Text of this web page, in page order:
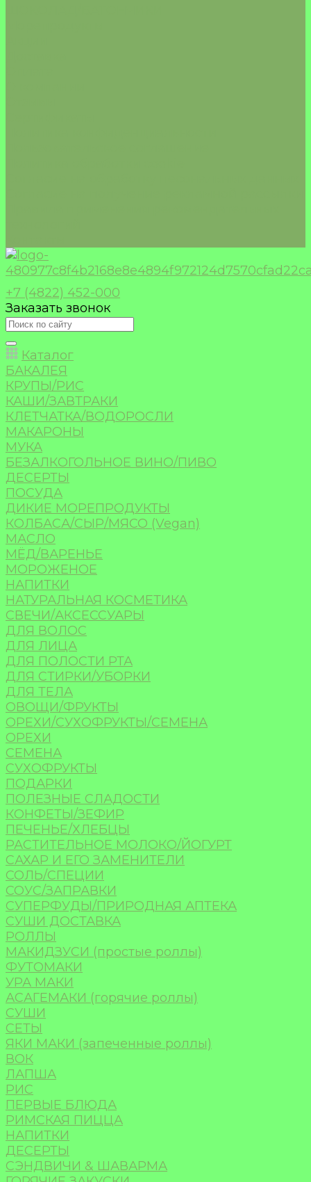
+7 (4822) 452-000
Заказать звонок
Каталог
БАКАЛЕЯ
КРУПЫ/РИС
КАШИ/ЗАВТРАКИ
КЛЕТЧАТКА/ВОДОРОСЛИ
МАКАРОНЫ
МУКА
БЕЗАЛКОГОЛЬНОЕ ВИНО/ПИВО
ДЕСЕРТЫ
ПОСУДА
ДИКИЕ МОРЕПРОДУКТЫ
КОЛБАСА/СЫР/МЯСО (Vegan)
МАСЛО
МЁД/ВАРЕНЬЕ
МОРОЖЕНОЕ
НАПИТКИ
НАТУРАЛЬНАЯ КОСМЕТИКА
СВЕЧИ/АКСЕССУАРЫ
ДЛЯ ВОЛОС
ДЛЯ ЛИЦА
ДЛЯ ПОЛОСТИ РТА
ДЛЯ СТИРКИ/УБОРКИ
ДЛЯ ТЕЛА
ОВОЩИ/ФРУКТЫ
ОРЕХИ/СУХОФРУКТЫ/СЕМЕНА
ОРЕХИ
СЕМЕНА
СУХОФРУКТЫ
ПОДАРКИ
ПОЛЕЗНЫЕ СЛАДОСТИ
КОНФЕТЫ/ЗЕФИР
ПЕЧЕНЬЕ/ХЛЕБЦЫ
РАСТИТЕЛЬНОЕ МОЛОКО/ЙОГУРТ
САХАР И ЕГО ЗАМЕНИТЕЛИ
СОЛЬ/СПЕЦИИ
СОУС/ЗАПРАВКИ
СУПЕРФУДЫ/ПРИРОДНАЯ АПТЕКА
СУШИ ДОСТАВКА
РОЛЛЫ
МАКИДЗУСИ (простые роллы)
ФУТОМАКИ
УРА МАКИ
АСАГЕМАКИ (горячие роллы)
СУШИ
СЕТЫ
ЯКИ МАКИ (запеченные роллы)
ВОК
ЛАПША
РИС
ПЕРВЫЕ БЛЮДА
РИМСКАЯ ПИЦЦА
НАПИТКИ
ДЕСЕРТЫ
СЭНДВИЧИ & ШАВАРМА